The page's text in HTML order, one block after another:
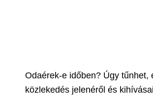
Odaérek-e időben? Úgy tűnhet,
közlekedés jelenéről és